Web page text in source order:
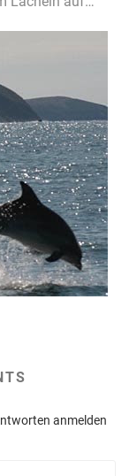
anmelden